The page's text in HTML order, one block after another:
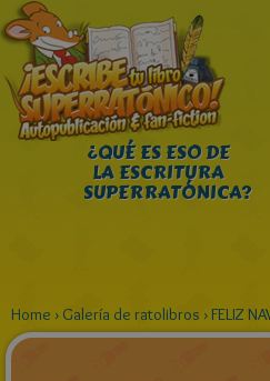
¿QUÉ ES ESO DE
LA ESCRITURA
SUPERRATÓNICA?
Home › Galería de ratolibros ›FELIZ